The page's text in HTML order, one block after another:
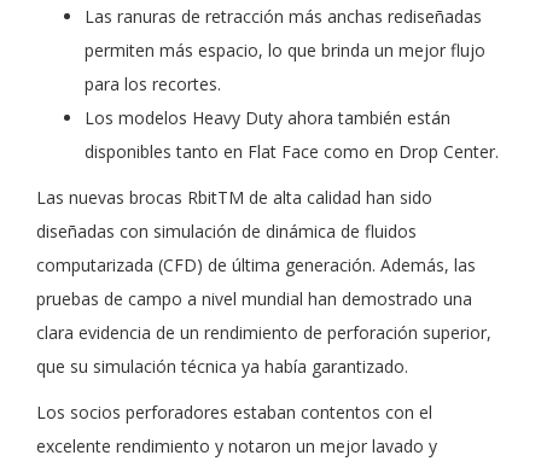
Las ranuras de retracción más anchas rediseñadas
permiten más espacio, lo que brinda un mejor flujo
para los recortes.
Los modelos Heavy Duty ahora también están
disponibles tanto en Flat Face como en Drop Center.
Las nuevas brocas RbitTM de alta calidad han sido
diseñadas con simulación de dinámica de fluidos
computarizada (CFD) de última generación. Además, las
pruebas de campo a nivel mundial han demostrado una
clara evidencia de un rendimiento de perforación superior,
que su simulación técnica ya había garantizado.
Los socios perforadores estaban contentos con el
excelente rendimiento y notaron un mejor lavado y